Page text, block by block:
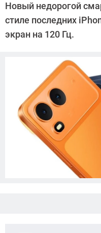
Довлатова
Новый недорогой
стиле последних
экран на 120 Гц.